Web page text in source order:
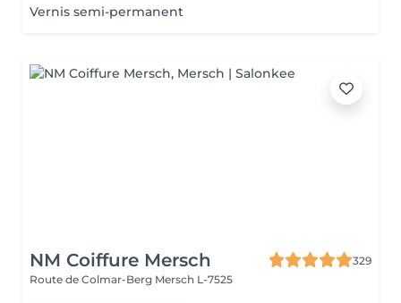
Vernis semi-permanent
NM Coiffure Mersch
329
Route de Colmar-Berg Mersch L-7525